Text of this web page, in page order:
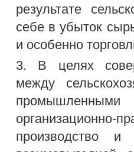
результате
себе в убыток
и особенно
3. В целях
между
организационно-
производство и